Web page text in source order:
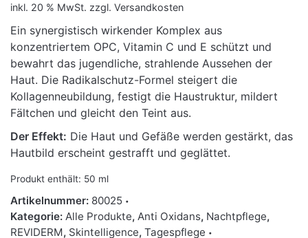
inkl. 20 % MwSt. zzgl. Versandkosten
Ein synergistisch wirkender Komplex aus
konzentriertem OPC, Vitamin C und E schützt und
bewahrt das jugendliche, strahlende Aussehen der
Haut. Die Radikalschutz-Formel steigert die
Kollagenneubildung, festigt die Haustruktur, mildert
Fältchen und gleicht den Teint aus.
Der Effekt: Die Haut und Gefäße werden gestärkt, das
Hautbild erscheint gestrafft und geglättet.
Produkt enthält: 50 ml
Artikelnummer: 80025
Kategorie: Alle Produkte, Anti Oxidans, Nachtpflege,
REVIDERM, Skintelligence, Tagespflege